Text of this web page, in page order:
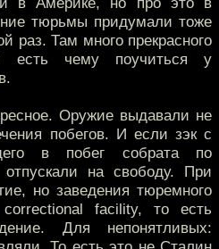
тюрьмы придумали тоже
раз. Там много прекрасного
есть чему поучиться у
Оружие выдавали не
побегов. И если зэк с
в побег собрата по
на свободу. При
но заведения тюремного
facility, то есть
Для непонятливых: